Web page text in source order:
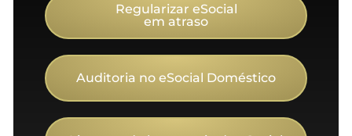
Regularizar eSocial
em atraso
Auditoria no eSocial Doméstico